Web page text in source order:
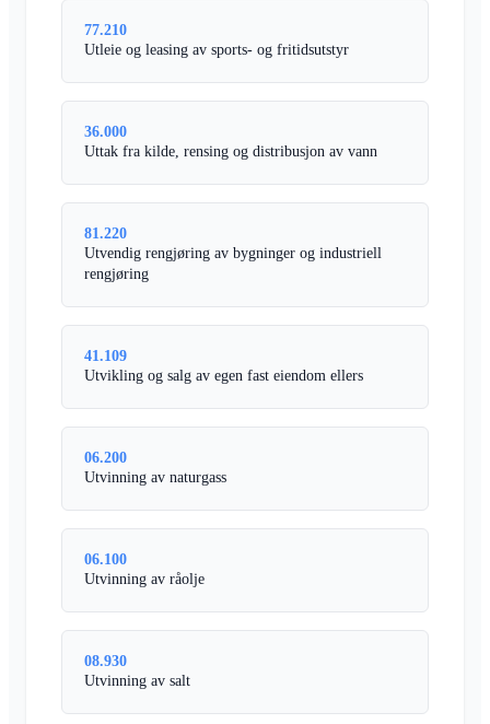
77.210
Utleie og leasing av sports- og fritidsutstyr
36.000
Uttak fra kilde, rensing og distribusjon av vann
81.220
Utvendig rengjøring av bygninger og industriell
rengjøring
41.109
Utvikling og salg av egen fast eiendom ellers
06.200
Utvinning av naturgass
06.100
Utvinning av råolje
08.930
Utvinning av salt